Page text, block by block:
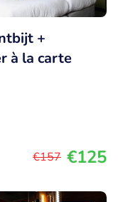
+
à la carte
€157 €125